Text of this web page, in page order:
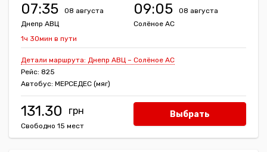
07:35
08 августа
Днепр АВЦ
09:05
08 августа
Солёное АС
1ч 30мин в пути
Детали маршрута: Днепр АВЦ – Солёное АС
Рейс: 825
Автобус: МЕРСЕДЕС (мяг)
131.30
Свободно 15 мест
Выбрать